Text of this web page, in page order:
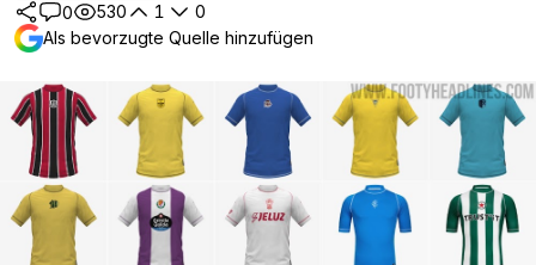
0
530 1
0
Als bevorzugte Quelle hinzufügen